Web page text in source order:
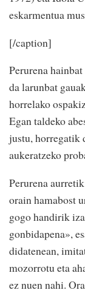
eskarmentua
[/caption]
Perurena
da larunbat
horrelako
Egan taldeko
justu, horregatik
aukeratzeko
Perurena
orain hamabost
gogo handirik
gonbidapena»,
didatenean,
mozorrotu eta
ez nuen nahi.